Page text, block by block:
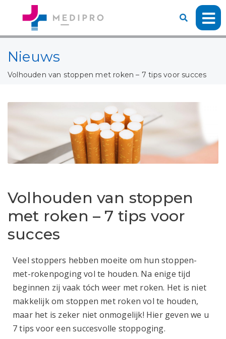
Nieuws
Volhouden van stoppen met roken – 7 tips voor succes
Volhouden van stoppen
met roken – 7 tips voor
succes
Veel stoppers hebben moeite om hun stoppen-
met-rokenpoging vol te houden. Na enige tijd
beginnen zij vaak tóch weer met roken. Het is niet
makkelijk om stoppen met roken vol te houden,
maar het is zeker niet onmogelijk! Hier geven we u
7 tips voor een succesvolle stoppoging.